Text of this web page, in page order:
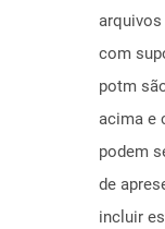
com
potm
acima e
podem
de
incluir